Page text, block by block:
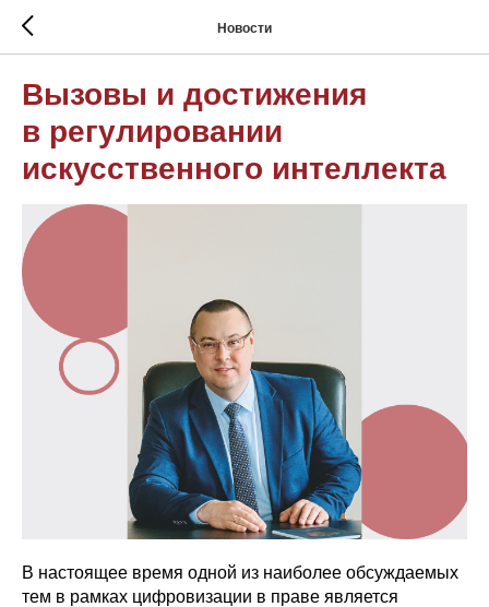
Новости
Вызовы и достижения
в регулировании
искусственного интеллекта
В настоящее время одной из наиболее обсуждаемых
тем в рамках цифровизации в праве является